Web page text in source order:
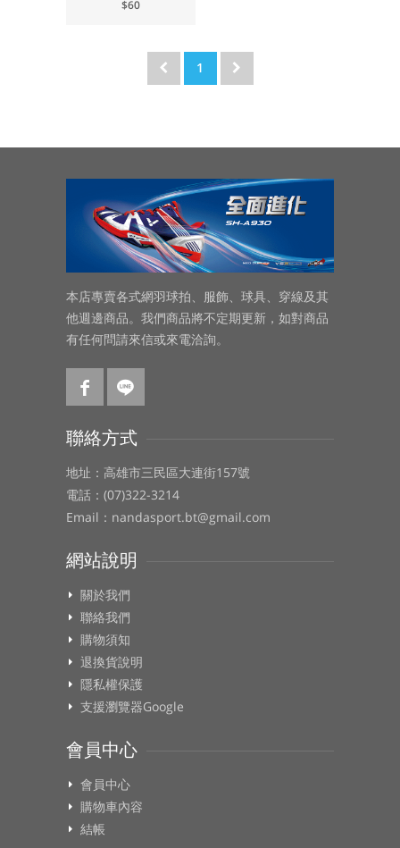
$60
1
本店專賣各式網羽球拍、服飾、球具、穿線及其
他週邊商品。我們商品將不定期更新，如對商品
有任何問請來信或來電洽詢。
聯絡方式
地址：高雄市三民區大連街157號
電話：(07)322-3214
Email：nandasport.bt@gmail.com
網站說明
關於我們
聯絡我們
購物須知
退換貨說明
隱私權保護
支援瀏覽器Google
會員中心
會員中心
購物車內容
結帳